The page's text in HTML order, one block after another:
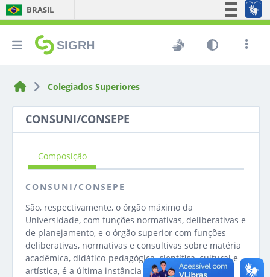
BRASIL
Comunica BR
Participe
SIGRH
Colegiados Superiores
CONSUNI/CONSEPE
Composição
CONSUNI/CONSEPE
São, respectivamente, o órgão máximo da
Universidade, com funções normativas, deliberativas e
de planejamento, e o órgão superior com funções
deliberativas, normativas e consultivas sobre matéria
acadêmica, didático-pedagógica, científica, cultural e
artística, é a última instância de deliberação para